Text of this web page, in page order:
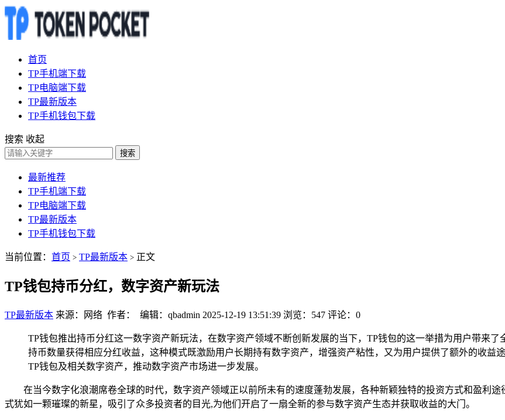
首页
TP手机端下载
TP电脑端下载
TP最新版本
TP手机钱包下载
搜索 收起
搜索
最新推荐
TP手机端下载
TP电脑端下载
TP最新版本
TP手机钱包下载
当前位置： 首页 > TP最新版本 > 正文
TP钱包持币分红，数字资产新玩法
TP最新版本 来源：网络 作者： 编辑：qbadmin 2025-12-19 13:51:39 浏览：547 评论：0
TP钱包推出持币分红这一数字资产新玩法，在数字资产领域不断创新发展的当下，TP钱包的这一举措为用户带来
持币数量获得相应分红收益，这种模式既激励用户长期持有数字资产，增强资产粘性，又为用户提供了额外的收益
TP钱包及相关数字资产，推动数字资产市场进一步发展。
在当今数字化浪潮席卷全球的时代，数字资产领域正以前所未有的速度蓬勃发展，各种新颖独特的投资方式和盈利
式犹如一颗璀璨的新星，吸引了众多投资者的目光,为他们开启了一扇全新的参与数字资产生态并获取收益的大门。